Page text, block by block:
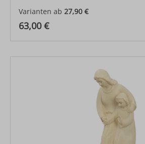
Varianten ab 27,90 €
Regulärer Preis:
63,00 €